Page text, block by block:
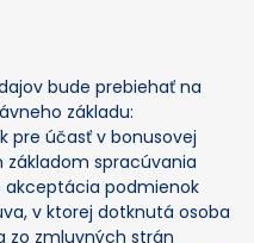
bude prebiehať na
základu:
pre účasť v bonusovej
spracúvania
akceptácia podmienok
v ktorej dotknutá osoba
zo zmluvných strán